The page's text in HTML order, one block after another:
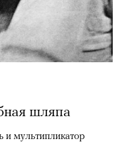
шляпа
и мультипликатор